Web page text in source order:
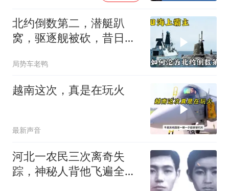
北约倒数第二，潜艇趴
窝，驱逐舰被砍，昔日的
局势车老鸭
越南这次，真是在玩火
最新声音
河北一农民三次离奇失
踪，神秘人背他飞遍全中